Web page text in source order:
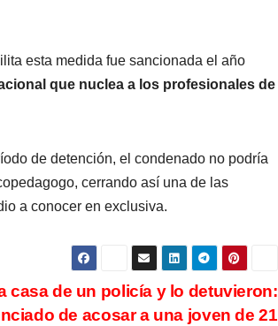
esta medida fue sancionada el año
que nuclea a los profesionales de
de detención, el condenado no podría
cerrando así una de las
a conocer en exclusiva.
casa de un policía y lo detuvieron:
de acosar a una joven de 21